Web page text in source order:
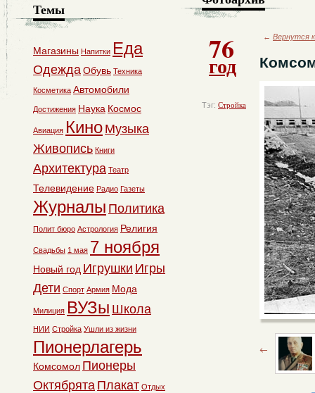
76
год
Тэг: Стройка
← Вернутся
Темы
Магазины Напитки Еда
ОдеждаОбувь Техника
Косметика Автомобили
Достижения Наука Космос
Авиация Кино Музыка
Живопись Книги
Архитектура Театр
Телевидение Радио Газеты
Журналы Политика
Полит бюро Астрология Религия
Свадьбы 1 мая 7 ноября
Новый год Игрушки Игры
Дети Спорт Армия Мода
Милиция ВУЗы Школа
НИИ Стройка Ушли из жизни
Пионерлагерь
Комсомол Пионеры
Октябрята Плакат Отдых